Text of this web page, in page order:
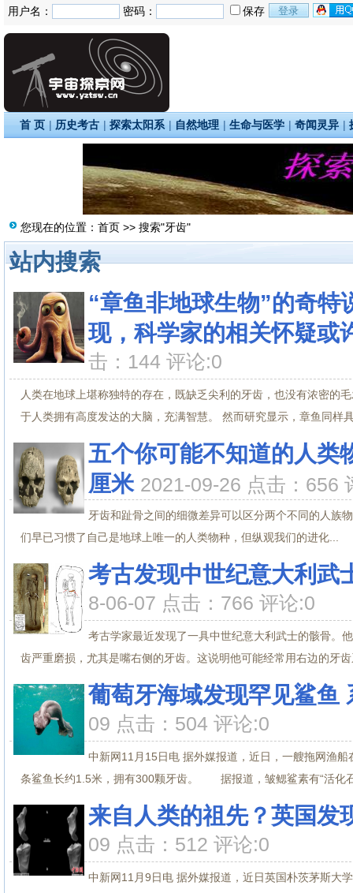
用户名： 密码： 保存
首 页 | 历史考古 | 探索太阳系 | 自然地理 | 生命与医学 | 奇闻灵异 |
您现在的位置： 首页 >> 搜索"牙齿"
站内搜索
“章鱼非地球生物”的奇特
现，科学家的相关怀疑或
击：144 评论:0
人类在地球上堪称独特的存在，既缺乏尖利的牙齿，也没有浓密的
于人类拥有高度发达的大脑，充满智慧。 然而研究显示，章鱼同样
五个你可能不知道的人类
厘米 2021-09-26 点击：656
牙齿和趾骨之间的细微差异可以区分两个不同的人族
们早已习惯了自己是地球上唯一的人类物种，但纵观我们的进化...
考古发现中世纪意大利武
8-06-07 点击：766 评论:0
考古学家最近发现了一具中世纪意大利武士的骸骨。
齿严重磨损，尤其是嘴右侧的牙齿。这说明他可能经常用右边的牙
葡萄牙海域发现罕见鲨鱼
09 点击：504 评论:0
中新网11月15日电 据外媒报道，近日，一艘拖网渔
条鲨鱼长约1.5米，拥有300颗牙齿。 据报道，皱鳃鲨素有“活化
来自人类的祖先？英国发
09 点击：512 评论:0
中新网11月9日电 据外媒报道，近日英国朴茨茅斯大